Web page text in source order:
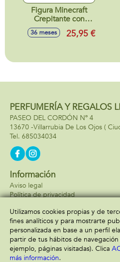
Figura Minecraft
Crepitante con
sonidos. 22x17x4
cm
36 meses 25,95 €
PERFUMERÍA Y REGALOS
PASEO DEL CORDÓN Nº 4
13670 -Villarrubia De Los Ojos (
685034034
Información
Aviso legal
Política de privacidad
Formas de pago
Utilizamos cookies propias y de
fines analíticos y para mostrarte
personalizada en base a un perfil
partir de tus hábitos de
ejemplo, páginas visitadas). Clica
más información.